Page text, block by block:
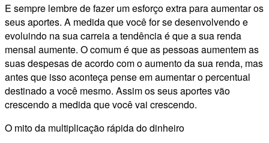
E sempre lembre de fazer um esforço extra para aumentar os
seus aportes. A medida que você for se desenvolvendo e
evoluindo na sua carreia a tendência é que a sua renda
mensal aumente. O comum é que as pessoas aumentem as
suas despesas de acordo com o aumento da sua renda, mas
antes que isso aconteça pense em aumentar o percentual
destinado a você mesmo. Assim os seus aportes vão
crescendo a medida que você vai crescendo.
O mito da multiplicação rápida do dinheiro